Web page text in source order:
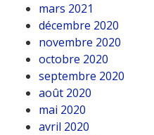
mars 2021
décembre 2020
novembre 2020
octobre 2020
septembre 2020
août 2020
mai 2020
avril 2020